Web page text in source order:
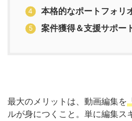
本格的なポートフォリ
案件獲得＆支援サポー
最大のメリットは、動画編集を
ルが身につくこと。単に編集ス